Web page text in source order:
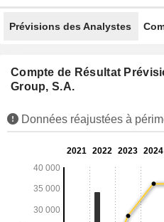
Prévisions des Analystes
Compte de Résultat
Group, S.A.
Données réajustées à